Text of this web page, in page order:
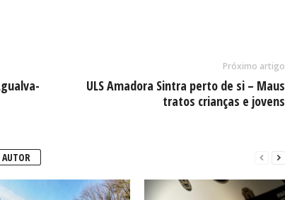
Próximo artigo
ULS Amadora Sintra perto de si – Maus
tratos crianças e jovens